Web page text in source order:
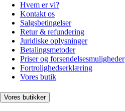
Hvem er vi?
Kontakt os
Salgsbetingelser
Retur & refundering
Juridiske oplysninger
Betalingsmetoder
Priser og forsendelsesmuligheder
Fortrolighedserklæring
Vores butik
Vores butikker